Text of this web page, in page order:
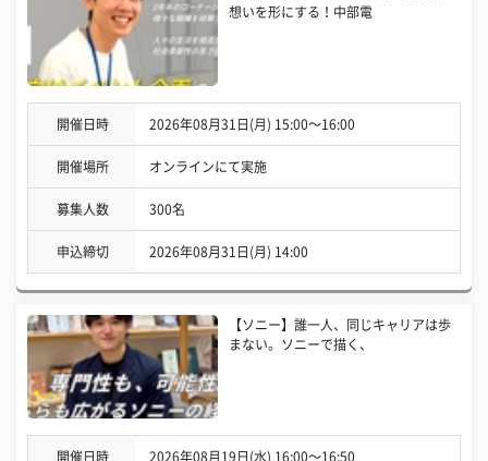
想いを形にする！中部電
開催日時 2026年08月31日(月) 15:00〜16:00
開催場所 オンラインにて実施
募集人数 300名
申込締切 2026年08月31日(月) 14:00
【ソニー】誰一人、同じキャリアは歩
まない。ソニーで描く、
開催日時 2026年08月19日(水) 16:00〜16:50